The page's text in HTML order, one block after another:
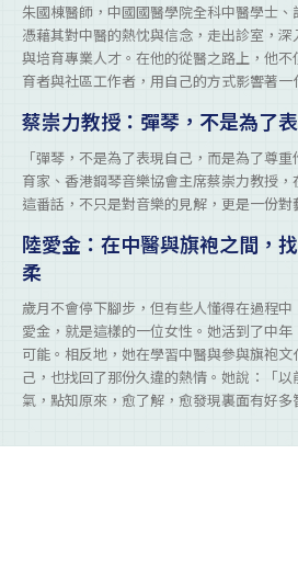
朱國棟醫師，中國國醫學院全科中醫學士、
憑藉其對中醫的熱忱與信念，走出診室，
與培育專業人才。在他的從醫之路上，他
育者與社區工作者，用自己的方式影響著一
蔡崇力教授：彈琴，不是為了
「彈琴，不是為了表現自己，而是為了尊
育家、香港鋼琴音樂協會主席蔡崇力教授
這番話，不只是對音樂的見解，更是一份對
陸愛金：在中醫與旗袍之間，
柔
歲月不會停下腳步，但有些人懂得在過程
愛金，就是這樣的一位女性。她活到了中
可能。相反地，她在學習中醫與參與旗袍
己，也找回了那份久違的熱情。她說：「
氣，點知原來，愈了解，愈發現裏面有好多